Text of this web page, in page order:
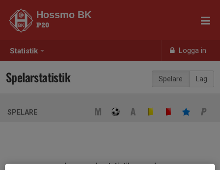
Statistik Logga in
Hossmo BK
P20
Spelare Lag
Spelarstatistik
SPELARE
Ingen spelarstatistik sparad